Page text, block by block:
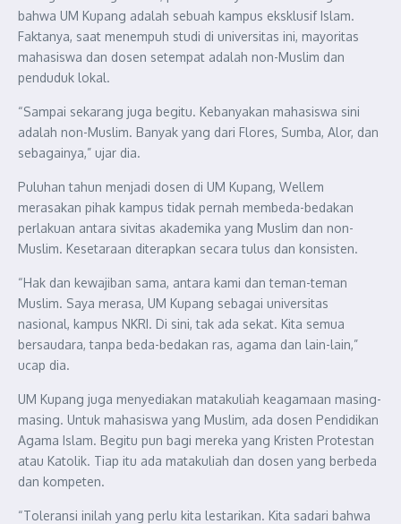
bahwa UM Kupang adalah sebuah kampus eksklusif Islam.
Faktanya, saat menempuh studi di universitas ini, mayoritas
mahasiswa dan dosen setempat adalah non-Muslim dan
penduduk lokal.
“Sampai sekarang juga begitu. Kebanyakan mahasiswa sini
adalah non-Muslim. Banyak yang dari Flores, Sumba, Alor, dan
sebagainya,” ujar dia.
Puluhan tahun menjadi dosen di UM Kupang, Wellem
merasakan pihak kampus tidak pernah membeda-bedakan
perlakuan antara sivitas akademika yang Muslim dan non-
Muslim. Kesetaraan diterapkan secara tulus dan konsisten.
“Hak dan kewajiban sama, antara kami dan teman-teman
Muslim. Saya merasa, UM Kupang sebagai universitas
nasional, kampus NKRI. Di sini, tak ada sekat. Kita semua
bersaudara, tanpa beda-bedakan ras, agama dan lain-lain,”
ucap dia.
UM Kupang juga menyediakan matakuliah keagamaan masing-
masing. Untuk mahasiswa yang Muslim, ada dosen Pendidikan
Agama Islam. Begitu pun bagi mereka yang Kristen Protestan
atau Katolik. Tiap itu ada matakuliah dan dosen yang berbeda
dan kompeten.
“Toleransi inilah yang perlu kita lestarikan. Kita sadari bahwa